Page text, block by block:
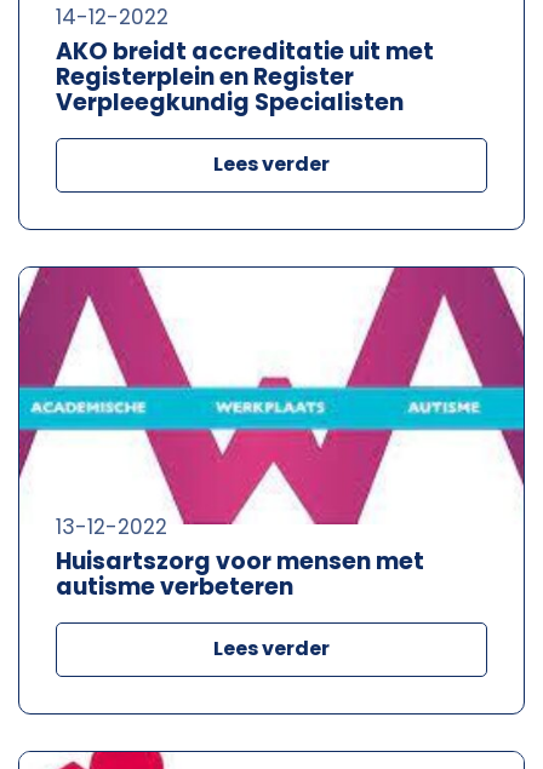
AKO breidt accreditatie uit met
Registerplein en Register
Verpleegkundig Specialisten
14-12-2022
Lees verder
Huisartszorg voor mensen met
autisme verbeteren
13-12-2022
Lees verder